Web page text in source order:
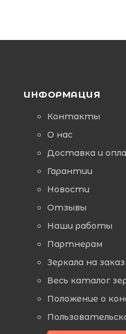
ИНФОРМАЦИЯ
Контакты
О нас
Доставка и
Гарантии
Новости
Отзывы
Наши работы
Партнерам
Зеркала на заказ
Весь каталог
Положение о